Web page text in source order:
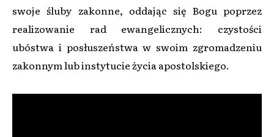
swoje śluby zakonne, oddając się Bogu poprzez
realizowanie rad ewangelicznych: czystości
ubóstwa i posłuszeństwa w swoim zgromadzeniu
zakonnym lub instytucie życia apostolskiego.